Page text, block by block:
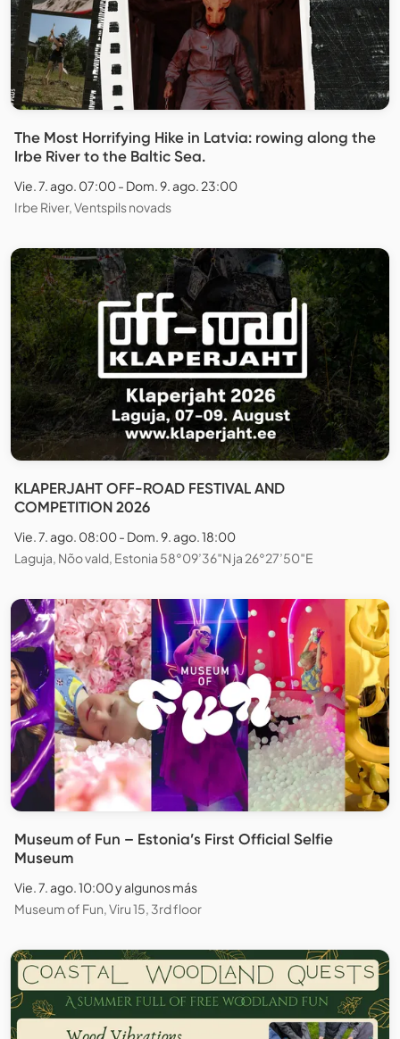
The Most Horrifying Hike in Latvia: rowing along the
Irbe River to the Baltic Sea.
Vie. 7. ago. 07:00 - Dom. 9. ago. 23:00
Irbe River, Ventspils novads
KLAPERJAHT OFF-ROAD FESTIVAL AND
COMPETITION 2026
Vie. 7. ago. 08:00 - Dom. 9. ago. 18:00
Laguja, Nõo vald, Estonia 58°09’36″N ja 26°27’50″E
Museum of Fun – Estonia’s First Official Selfie
Museum
Vie. 7. ago. 10:00 y algunos más
Museum of Fun, Viru 15, 3rd floor